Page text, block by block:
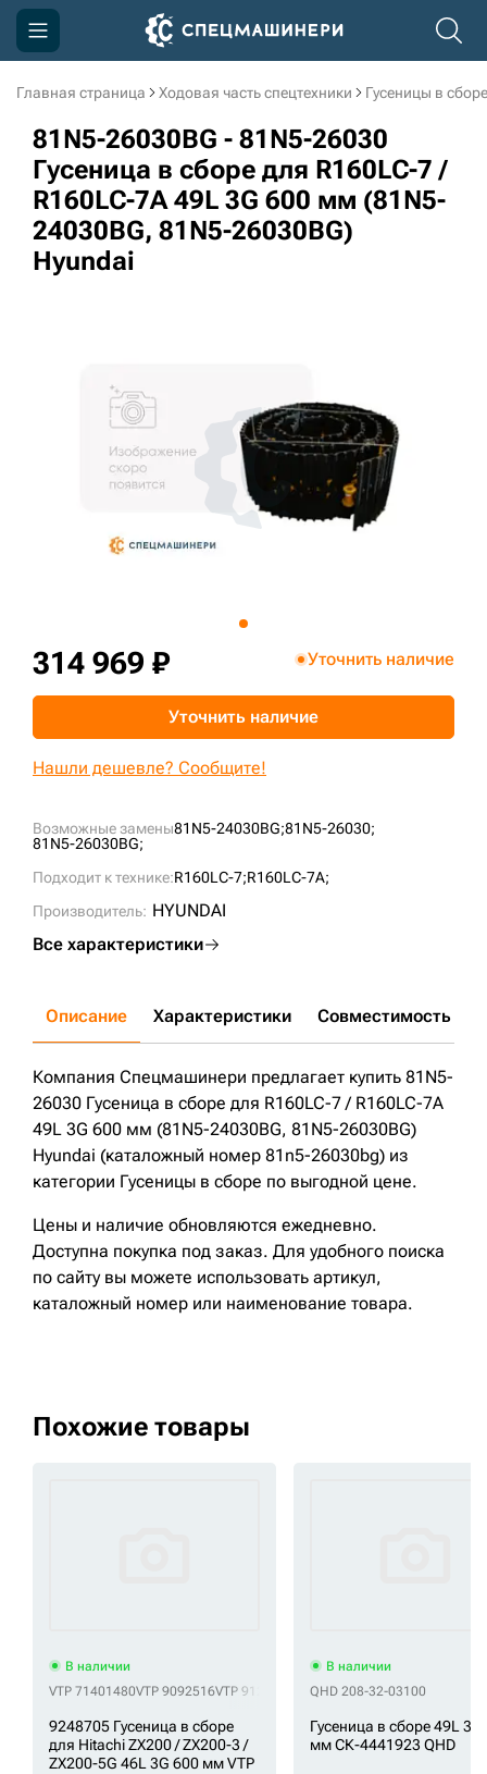
Главная страница Ходовая часть спецтехники Гусеницы в сборе
81N5-26030BG - 81N5-26030
Гусеница в сборе для R160LC-7 /
R160LC-7A 49L 3G 600 мм (81N5-
24030BG, 81N5-26030BG)
Hyundai
Возможные замены81N5-24030BG;81N5-26030;
81N5-26030BG;
Подходит к технике:R160LC-7;R160LC-7A;
Производитель: HYUNDAI
Все характеристики
314 969 ₽ Уточнить наличие
Уточнить наличие
Нашли дешевле? Сообщите!
Описание Характеристики Совместимость
Компания Спецмашинери предлагает купить 81N5-
26030 Гусеница в сборе для R160LC-7 / R160LC-7A
49L 3G 600 мм (81N5-24030BG, 81N5-26030BG)
Hyundai (каталожный номер 81n5-26030bg) из
категории Гусеницы в сборе по выгодной цене.
Цены и наличие обновляются ежедневно.
Доступна покупка под заказ. Для удобного поиска
по сайту вы можете использовать артикул,
каталожный номер или наименование товара.
Похожие товары
В наличии
VTP 71401480VTP 9092516VTP 9126215 VTP 9135630VTP 9135630-1
9248705 Гусеница в сборе
для Hitachi ZX200 / ZX200-3 /
ZX200-5G 46L 3G 600 мм VTP
В наличии
QHD 208-32-03100
Гусеница в сборе 49L 3G
мм СК-4441923 QHD
Компания
Акции
Доставка и оплата
Информация
sksale@skdst.ru
+7 (499) 394-50-93